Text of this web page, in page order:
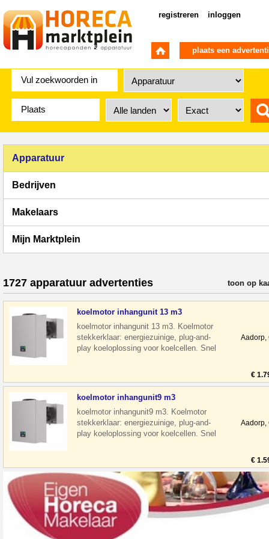
registreren inloggen
plaats een
Apparatuur
Bedrijven
Makelaars
Mijn Marktplein
1727 apparatuur advertenties verfijn
toon op
koelmotor inhangunit 13 m3
koelmotor inhangunit 13 m3. Koelmotor
stekkerklaar: energiezuinige, plug-and-
play koeloplossing voor koelcellen. Snel
Aadorp,
€
koelmotor inhangunit9 m3
koelmotor inhangunit9 m3. Koelmotor
stekkerklaar: energiezuinige, plug-and-
play koeloplossing voor koelcellen. Snel
Aadorp,
€